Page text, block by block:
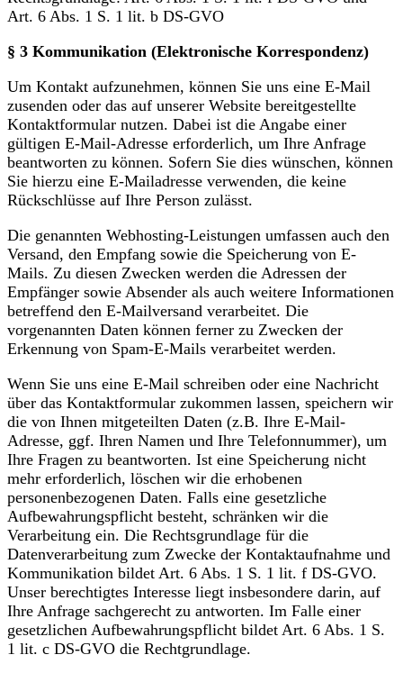
Art. 6 Abs. 1 S. 1 lit. b DS-GVO
§ 3 Kommunikation (Elektronische Korrespondenz)
Um Kontakt aufzunehmen, können Sie uns eine E-Mail
zusenden oder das auf unserer Website bereitgestellte
Kontaktformular nutzen. Dabei ist die Angabe einer
gültigen E-Mail-Adresse erforderlich, um Ihre Anfrage
beantworten zu können. Sofern Sie dies wünschen, können
Sie hierzu eine E-Mailadresse verwenden, die keine
Rückschlüsse auf Ihre Person zulässt.
Die genannten Webhosting-Leistungen umfassen auch den
Versand, den Empfang sowie die Speicherung von E-
Mails. Zu diesen Zwecken werden die Adressen der
Empfänger sowie Absender als auch weitere Informationen
betreffend den E-Mailversand verarbeitet. Die
vorgenannten Daten können ferner zu Zwecken der
Erkennung von Spam-E-Mails verarbeitet werden.
Wenn Sie uns eine E-Mail schreiben oder eine Nachricht
über das Kontaktformular zukommen lassen, speichern wir
die von Ihnen mitgeteilten Daten (z.B. Ihre E-Mail-
Adresse, ggf. Ihren Namen und Ihre Telefonnummer), um
Ihre Fragen zu beantworten. Ist eine Speicherung nicht
mehr erforderlich, löschen wir die erhobenen
personenbezogenen Daten. Falls eine gesetzliche
Aufbewahrungspflicht besteht, schränken wir die
Verarbeitung ein. Die Rechtsgrundlage für die
Datenverarbeitung zum Zwecke der Kontaktaufnahme und
Kommunikation bildet Art. 6 Abs. 1 S. 1 lit. f DS-GVO.
Unser berechtigtes Interesse liegt insbesondere darin, auf
Ihre Anfrage sachgerecht zu antworten. Im Falle einer
gesetzlichen Aufbewahrungspflicht bildet Art. 6 Abs. 1 S.
1 lit. c DS-GVO die Rechtgrundlage.